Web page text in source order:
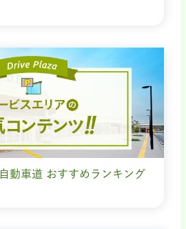
動車道 おすすめランキング